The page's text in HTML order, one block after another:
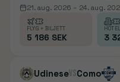
21. aug. 2026 – 24. aug.
FLYG + BILJETT
5 186 SEK 3
UdinesevsComo